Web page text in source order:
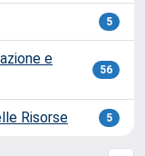
5
e
56
Risorse 5